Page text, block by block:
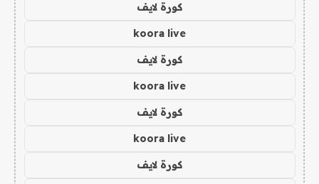
كورة لايف
koora live
كورة لايف
koora live
كورة لايف
koora live
كورة لايف